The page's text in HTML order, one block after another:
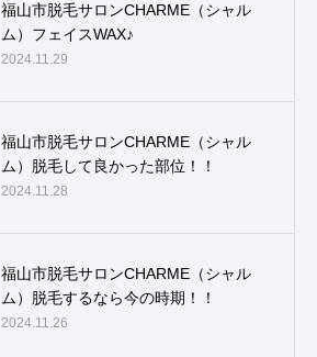
福山市脱毛サロンCHARME（シャル
ム）フェイスWAX♪
2024.11.29
福山市脱毛サロンCHARME（シャル
ム）脱毛して良かった部位！！
2024.11.28
福山市脱毛サロンCHARME（シャル
ム）脱毛するなら今の時期！！
2024.11.26